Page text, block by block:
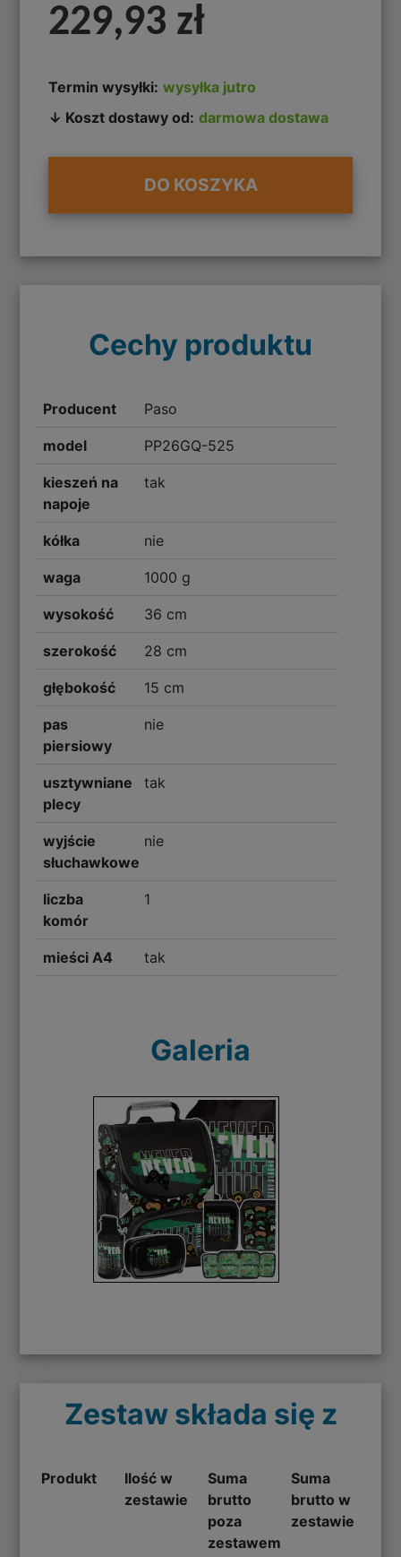
229,93 zł
Termin wysyłki: wysyłka jutro
↓ Koszt dostawy od: darmowa dostawa
DO KOSZYKA
Cechy produktu
Producent Paso
model PP26GQ-525
kieszeń na
napoje
tak
kółka nie
waga 1000 g
wysokość 36 cm
szerokość 28 cm
głębokość 15 cm
pas
piersiowy
nie
usztywniane
plecy
tak
wyjście
słuchawkowe
nie
liczba
komór
1
mieści A4 tak
Galeria
Zestaw składa się z
Produkt
Ilość w
zestawie
Suma
brutto
poza
zestawem
Suma
brutto w
zestawie